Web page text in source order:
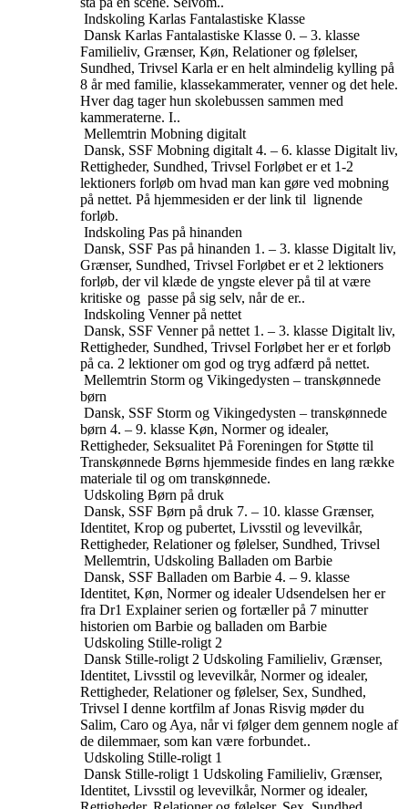
Indskoling Karlas Fantalastiske Klasse
Dansk Karlas Fantalastiske Klasse 0. – 3. klasse
Familieliv, Grænser, Køn, Relationer og følelser,
Sundhed, Trivsel Karla er en helt almindelig kylling på
8 år med familie, klassekammerater, venner og det hele.
Hver dag tager hun skolebussen sammen med
kammeraterne. I..
Mellemtrin Mobning digitalt
Dansk, SSF Mobning digitalt 4. – 6. klasse Digitalt liv,
Rettigheder, Sundhed, Trivsel Forløbet er et 1-2
lektioners forløb om hvad man kan gøre ved mobning
på nettet. På hjemmesiden er der link til lignende
forløb.
Indskoling Pas på hinanden
Dansk, SSF Pas på hinanden 1. – 3. klasse Digitalt liv,
Grænser, Sundhed, Trivsel Forløbet er et 2 lektioners
forløb, der vil klæde de yngste elever på til at være
kritiske og passe på sig selv, når de er..
Indskoling Venner på nettet
Dansk, SSF Venner på nettet 1. – 3. klasse Digitalt liv,
Rettigheder, Sundhed, Trivsel Forløbet her er et forløb
på ca. 2 lektioner om god og tryg adfærd på nettet.
Mellemtrin Storm og Vikingedysten – transkønnede
børn
Dansk, SSF Storm og Vikingedysten – transkønnede
børn 4. – 9. klasse Køn, Normer og idealer,
Rettigheder, Seksualitet På Foreningen for Støtte til
Transkønnede Børns hjemmeside findes en lang række
materiale til og om transkønnede.
Udskoling Børn på druk
Dansk, SSF Børn på druk 7. – 10. klasse Grænser,
Identitet, Krop og pubertet, Livsstil og levevilkår,
Rettigheder, Relationer og følelser, Sundhed, Trivsel
Mellemtrin, Udskoling Balladen om Barbie
Dansk, SSF Balladen om Barbie 4. – 9. klasse
Identitet, Køn, Normer og idealer Udsendelsen her er
fra Dr1 Explainer serien og fortæller på 7 minutter
historien om Barbie og balladen om Barbie
Udskoling Stille-roligt 2
Dansk Stille-roligt 2 Udskoling Familieliv, Grænser,
Identitet, Livsstil og levevilkår, Normer og idealer,
Rettigheder, Relationer og følelser, Sex, Sundhed,
Trivsel I denne kortfilm af Jonas Risvig møder du
Salim, Caro og Aya, når vi følger dem gennem nogle af
de dilemmaer, som kan være forbundet..
Udskoling Stille-roligt 1
Dansk Stille-roligt 1 Udskoling Familieliv, Grænser,
Identitet, Livsstil og levevilkår, Normer og idealer,